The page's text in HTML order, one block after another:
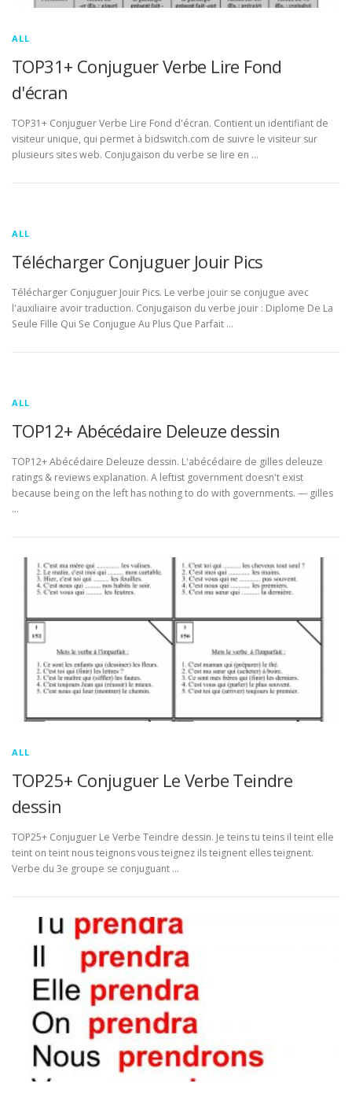
ALL
TOP31+ Conjuguer Verbe Lire Fond
d'écran
TOP31+ Conjuguer Verbe Lire Fond d'écran. Contient un identifiant de
visiteur unique, qui permet à bidswitch.com de suivre le visiteur sur
plusieurs sites web. Conjugaison du verbe se lire en …
ALL
Télécharger Conjuguer Jouir Pics
Télécharger Conjuguer Jouir Pics. Le verbe jouir se conjugue avec
l'auxiliaire avoir traduction. Conjugaison du verbe jouir : Diplome De La
Seule Fille Qui Se Conjugue Au Plus Que Parfait …
ALL
TOP12+ Abécédaire Deleuze dessin
TOP12+ Abécédaire Deleuze dessin. L'abécédaire de gilles deleuze
ratings & reviews explanation. A leftist government doesn't exist
because being on the left has nothing to do with governments. ― gilles
…
ALL
TOP25+ Conjuguer Le Verbe Teindre
dessin
TOP25+ Conjuguer Le Verbe Teindre dessin. Je teins tu teins il teint elle
teint on teint nous teignons vous teignez ils teignent elles teignent.
Verbe du 3e groupe se conjuguant …